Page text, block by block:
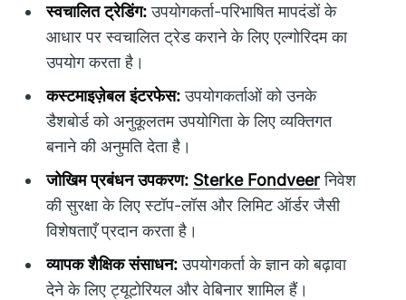
स्वचालित ट्रेडिंग:उपयोगकर्ता-परिभाषित मापदंडों के
आधार पर स्वचालित ट्रेड कराने के लिए एल्गोरिदम का
उपयोग करता है।
कस्टमाइज़ेबल इंटरफेस:उपयोगकर्ताओं को उनके
डैशबोर्ड को अनुकूलतम उपयोगिता के लिए व्यक्तिगत
बनाने की अनुमति देता है।
जोखिम प्रबंधन उपकरण: Sterke Fondveerनिवेश
की सुरक्षा के लिए स्टॉप-लॉस और लिमिट ऑर्डर जैसी
विशेषताएँ प्रदान करता है।
व्यापक शैक्षिक संसाधन:उपयोगकर्ता के ज्ञान को बढ़ावा
देने के लिए ट्यूटोरियल और वेबिनार शामिल हैं।